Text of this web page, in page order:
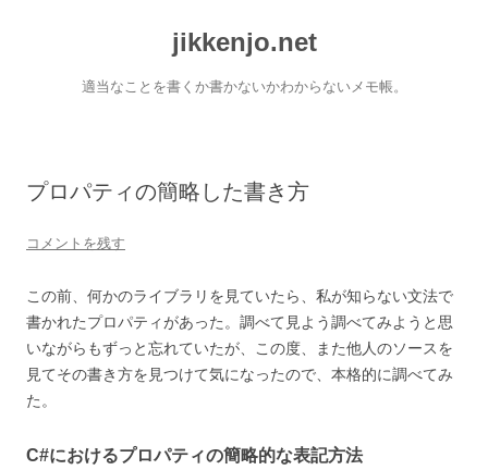
jikkenjo.net
適当なことを書くか書かないかわからないメモ帳。
プロパティの簡略した書き方
コメントを残す
この前、何かのライブラリを見ていたら、私が知らない文法で
書かれたプロパティがあった。調べて見よう調べてみようと思
いながらもずっと忘れていたが、この度、また他人のソースを
見てその書き方を見つけて気になったので、本格的に調べてみ
た。
C#におけるプロパティの簡略的な表記方法